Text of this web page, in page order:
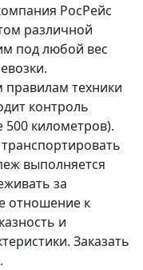
РосРейс
различной
под любой вес
техники
контроль
500 километров).
выполняется
за
отношение к
и
Заказать